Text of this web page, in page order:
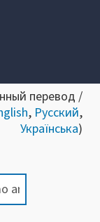
перевод /
, Русский,
Українська)